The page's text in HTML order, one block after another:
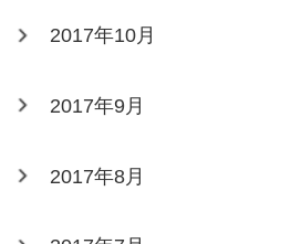
2017年10月
2017年9月
2017年8月